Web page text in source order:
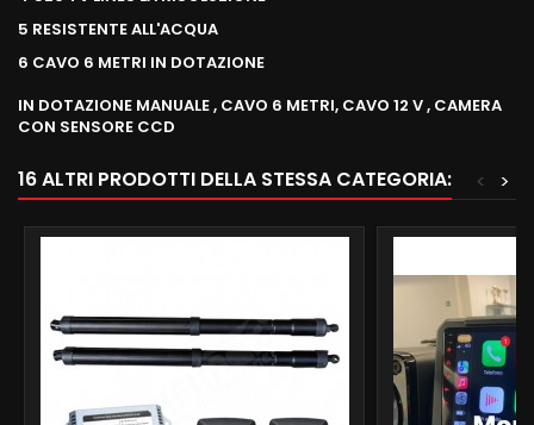
5 RESISTENTE ALL'ACQUA
6 CAVO 6 METRI IN DOTAZIONE
IN DOTAZIONE MANUALE , CAVO 6 METRI, CAVO 12 V , CAMERA
CON SENSORE CCD
16 ALTRI PRODOTTI DELLA STESSA CATEGORIA: >
<